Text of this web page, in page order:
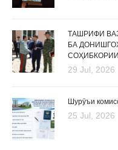
ТАШРИФИ
БА
29 Jul, 2026
Шурӯъи
25 Jul, 2026